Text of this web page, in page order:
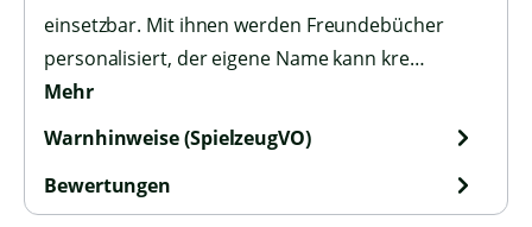
einsetzbar. Mit ihnen werden Freundebücher
personalisiert, der eigene Name kann kre…
Mehr
Warnhinweise (SpielzeugVO)
Bewertungen